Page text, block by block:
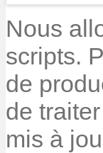
Nous
scripts.
de
de
mis à